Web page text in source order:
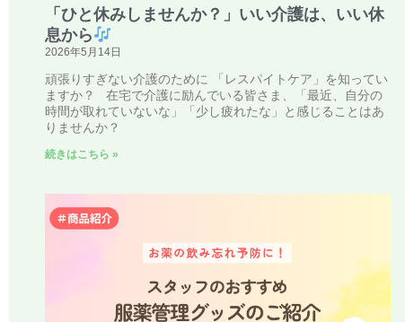
「ひと休みしませんか？」いい介護は、いい休
息から
2026年5月14日
頑張りすぎない介護のために 「レスパイトケア」を知ってい
ますか？ 在宅で介護に励んでいる皆さま、「最近、自分の
時間が取れていないな」「少し疲れたな」と感じることはあ
りませんか？
続きはこちら »